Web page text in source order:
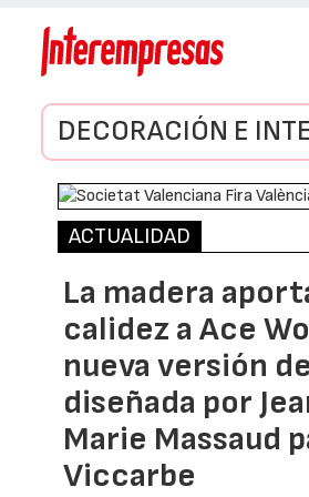
DECORACIÓN E
ACTUALIDAD
La madera
calidez a Ace
nueva versión
diseñada por
Marie Massaud
Viccarbe